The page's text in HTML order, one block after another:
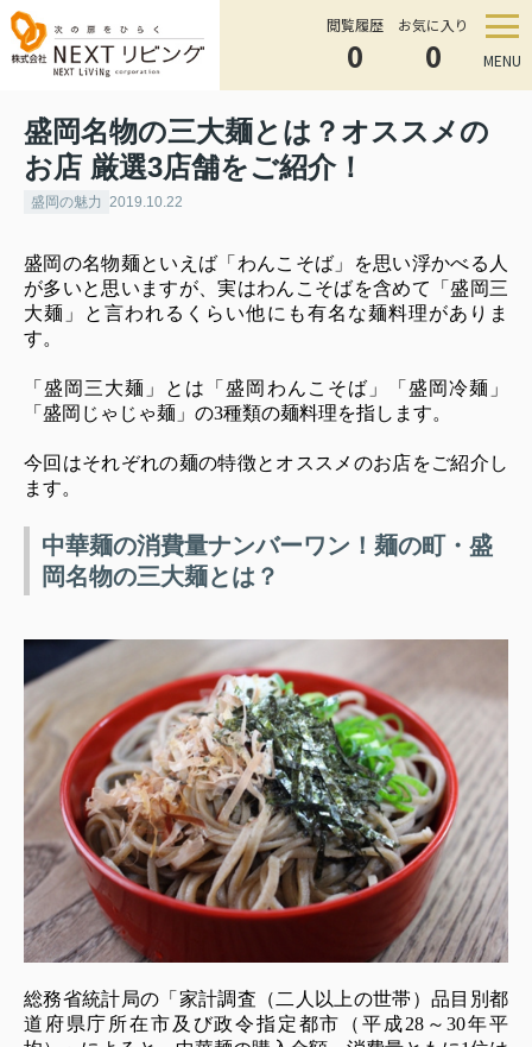
閲覧履歴
0
お気に入り
0 MENU
盛岡名物の三大麺とは？オススメの
お店 厳選3店舗をご紹介！
盛岡の魅力 2019.10.22
盛岡の名物麺といえば「わんこそば」を思い浮かべる人
が多いと思いますが、実はわんこそばを含めて「盛岡三
大麺」と言われるくらい他にも有名な麺料理がありま
す。
「盛岡三大麺」とは「盛岡わんこそば」「盛岡冷麺」
「盛岡じゃじゃ麺」の3種類の麺料理を指します。
今回はそれぞれの麺の特徴とオススメのお店をご紹介し
ます。
中華麺の消費量ナンバーワン！麺の町・盛
岡名物の三大麺とは？
総務省統計局の「家計調査（二人以上の世帯）品目別都
道府県庁所在市及び政令指定都市（平成28～30年平